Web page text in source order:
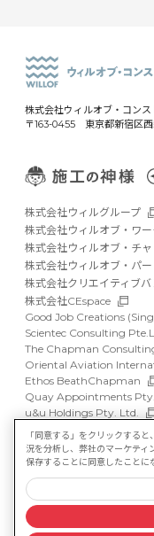
株式会社ウィルオブ・コンス
〒163-0455 東京都新宿区西
株式会社ウィルグループ
株式会社ウィルオブ・ワー
株式会社ウィルオブ・チ
株式会社ウィルオブ・パ
株式会社クリエイティブバ
株式会社CEspace
Good Job Creations
Scientec Consulting
The Chapman
Oriental Aviation
Ethos BeathChapman
Quay Appointments
u&u Holdings Pty. Ltd.
DFP Recruitment
Asia Recruit Holdings
WILLOF Vietnam
サイトマップ
マルチス
情報セキュリティ基本方針
「同意する」をクリックする
況を分析し、弊社のマーケテ
保存することに同意したことに